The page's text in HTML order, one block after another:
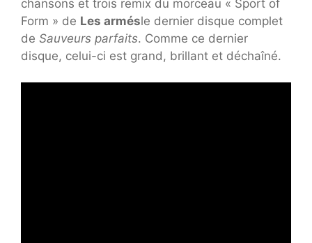
chansons et trois remix du morceau « Sport of
Form » de Les armésle dernier disque complet
de Sauveurs parfaits. Comme ce dernier
disque, celui-ci est grand, brillant et déchaîné.